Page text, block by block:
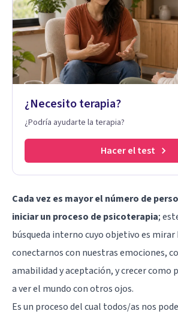
¿Necesito terapia?
¿Podría ayudarte la terapia?
Hacer el test
Cada vez es mayor el número de
iniciar un proceso de psicoterapia;
búsqueda interno cuyo objetivo es
conectarnos con nuestras emociones,
amabilidad y aceptación, y crecer como
a ver el mundo con otros ojos.
Es un proceso del cual todos/as nos